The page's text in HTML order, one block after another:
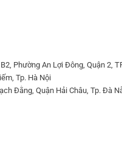
Phường An Lợi Đông, Quận 2,
Tp. Hà Nội
Đằng, Quận Hải Châu, Tp. Đà